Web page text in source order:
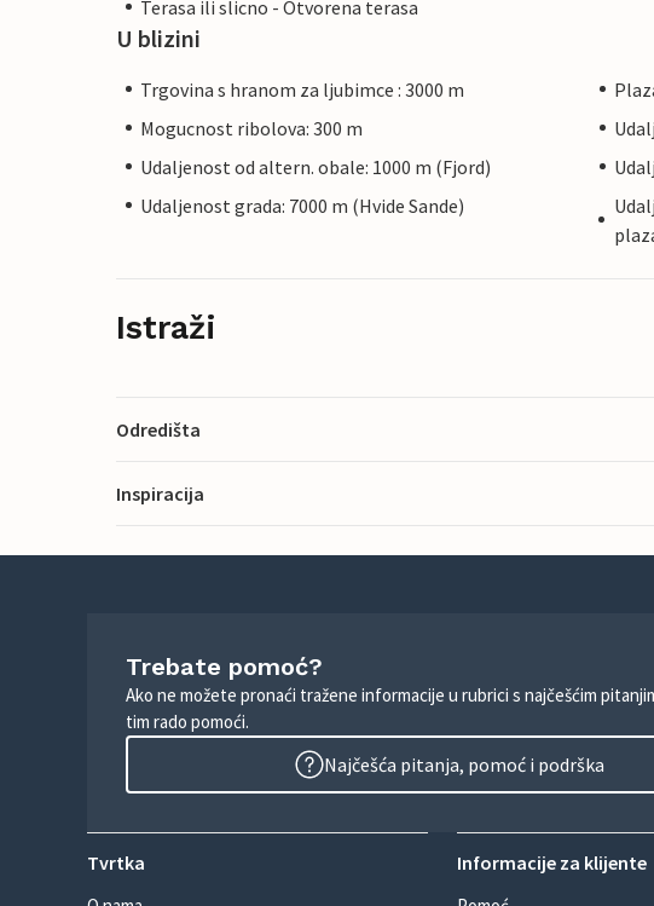
Terasa ili slicno - Otvorena terasa
U blizini
Trgovina s hranom za ljubimce : 3000 m
Mogucnost ribolova: 300 m
Udaljenost od altern. obale: 1000 m (Fjord)
Udaljenost grada: 7000 m (Hvide Sande)
Istraži
Odredišta
Inspiracija
Trebate pomoć?
Ako ne možete pronaći tražene informacije u rubrici s najčešćim
tim rado pomoći.
Najčešća pitanja, pomoć i podrška
Tvrtka Informacije za klijente